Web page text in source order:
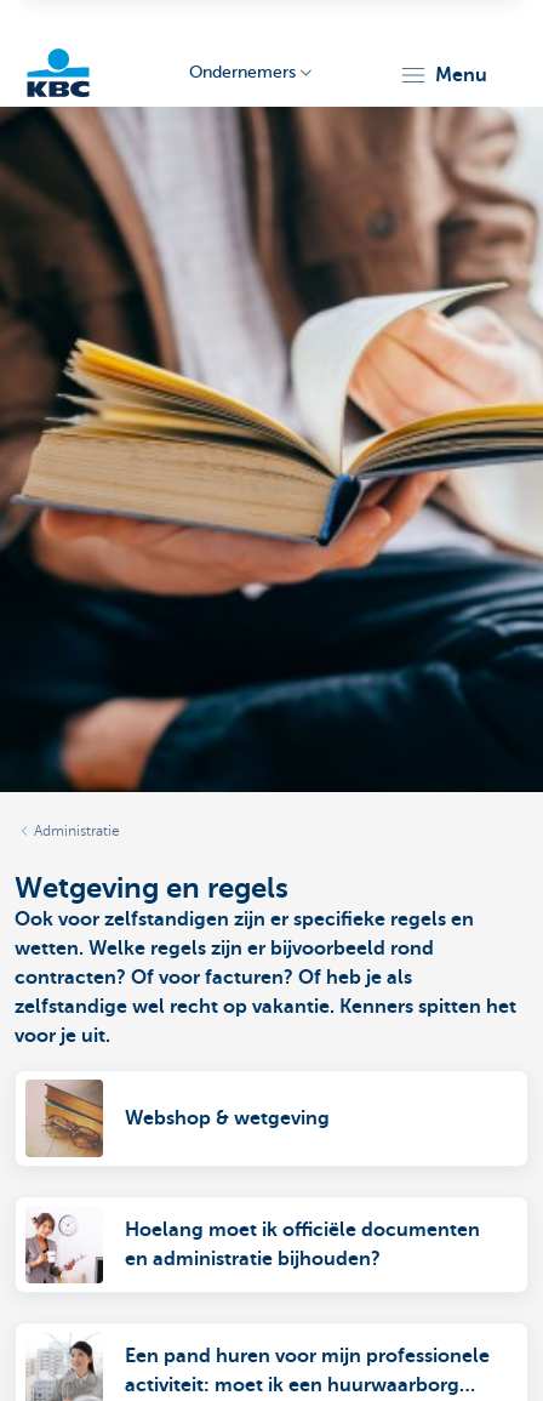
Ondernemers
Ondernemers menu
Administratie
Wetgeving en regels
Ook voor zelfstandigen zijn er specifieke regels en
wetten. Welke regels zijn er bijvoorbeeld rond
contracten? Of voor facturen? Of heb je als
zelfstandige wel recht op vakantie. Kenners spitten het
voor je uit.
Webshop & wetgeving
Hoelang moet ik officiële documenten
en administratie bijhouden?
Een pand huren voor mijn professionele
activiteit: moet ik een huurwaarborg